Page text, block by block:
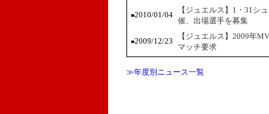
■2010/01/04
【ジュエルス】1・31シ
催、出場選手を募集
■2009/12/23
【ジュエルス】2009年
マッチ要求
≫年度別ニュース一覧